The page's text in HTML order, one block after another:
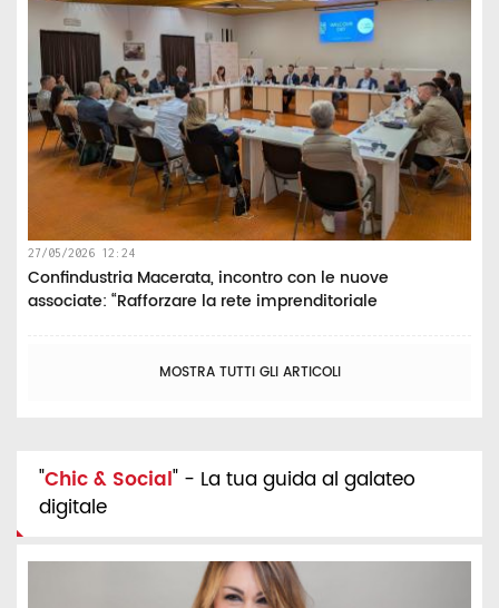
27/05/2026 12:24
Confindustria Macerata, incontro con le nuove
associate: “Rafforzare la rete imprenditoriale
MOSTRA TUTTI GLI ARTICOLI
"Chic & Social" - La tua guida al galateo
digitale